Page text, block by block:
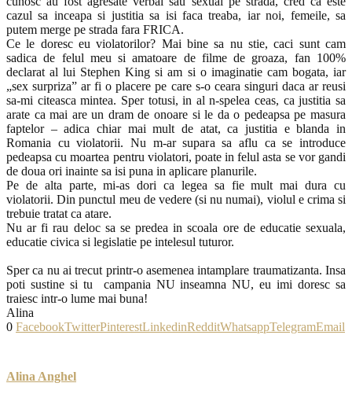
cazul sa inceapa si justitia sa isi faca treaba, iar noi, femeile, sa
putem merge pe strada fara FRICA.
Ce le doresc eu violatorilor? Mai bine sa nu stie, caci sunt cam
sadica de felul meu si amatoare de filme de groaza, fan 100%
declarat al lui Stephen King si am si o imaginatie cam bogata, iar
„sex surpriza” ar fi o placere pe care s-o ceara singuri daca ar reusi
sa-mi citeasca mintea. Sper totusi, in al n-spelea ceas, ca justitia sa
arate ca mai are un dram de onoare si le da o pedeapsa pe masura
faptelor – adica chiar mai mult de atat, ca justitia e blanda in
Romania cu violatorii. Nu m-ar supara sa aflu ca se introduce
pedeapsa cu moartea pentru violatori, poate in felul asta se vor gandi
de doua ori inainte sa isi puna in aplicare planurile.
Pe de alta parte, mi-as dori ca legea sa fie mult mai dura cu
violatorii. Din punctul meu de vedere (si nu numai), violul e crima si
trebuie tratat ca atare.
Nu ar fi rau deloc sa se predea in scoala ore de educatie sexuala,
educatie civica si legislatie pe intelesul tuturor.
Sper ca nu ai trecut printr-o asemenea intamplare traumatizanta. Insa
poti sustine si tu campania NU inseamna NU, eu imi doresc sa
traiesc intr-o lume mai buna!
Alina
0 FacebookTwitterPinterestLinkedinRedditWhatsappTelegramEmail
Alina Anghel